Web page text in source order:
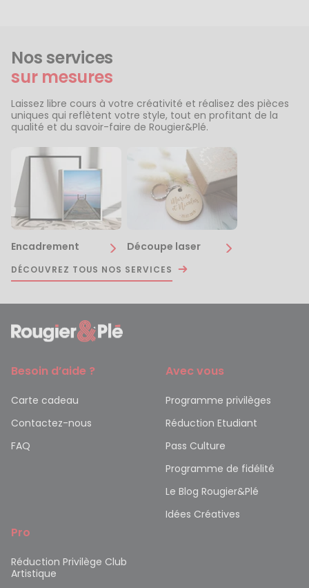
Nos services
sur mesures
Laissez libre cours à votre créativité et réalisez des pièces
uniques qui reflètent votre style, tout en profitant de la
qualité et du savoir-faire de Rougier&Plé.
Encadrement Découpe laser
DÉCOUVREZ TOUS NOS SERVICES
Besoin d’aide ?
Carte cadeau
Contactez-nous
FAQ
Avec vous
Programme privilèges
Réduction Etudiant
Pass Culture
Programme de fidélité
Le Blog Rougier&Plé
Idées Créatives
Pro
Réduction Privilège Club
Artistique